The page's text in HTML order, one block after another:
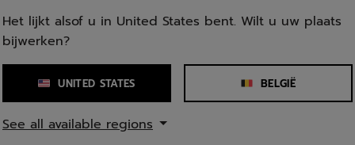
voor beginnende/junior spelers bevatten meer een mix
dan staal, sterk en roest niet. Staal daarentegen is een vrij
voornamelijk in junior rackets stelen.
ook titanium vinden (een zeer resistent materiaal, zwaarder
en meer spanning mogelijk te maken bij het snaren), SMAC
van het gewicht van een badmintonracket
Het lijkt alsof u in United States bent. Wilt u uw plaats
bijwerken?
UNITED STATES BELGIË
See all available regions